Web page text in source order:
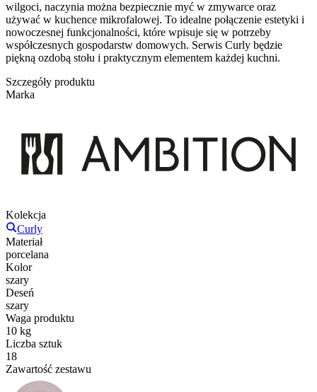
wilgoci, naczynia można bezpiecznie myć w zmywarce oraz
używać w kuchence mikrofalowej. To idealne połączenie estetyki i
nowoczesnej funkcjonalności, które wpisuje się w potrzeby
współczesnych gospodarstw domowych. Serwis Curly będzie
piękną ozdobą stołu i praktycznym elementem każdej kuchni.
Szczegóły produktu
Marka
Kolekcja
Curly
Materiał
porcelana
Kolor
szary
Deseń
szary
Waga produktu
10 kg
Liczba sztuk
18
Zawartość zestawu